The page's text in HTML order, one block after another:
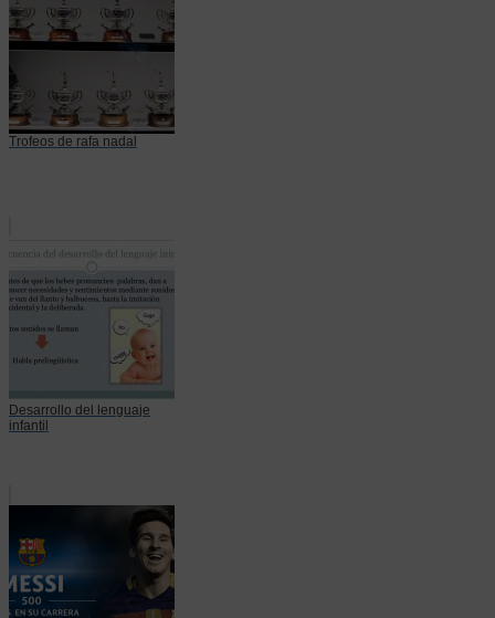
Trofeos de rafa nadal
Desarrollo del lenguaje
infantil